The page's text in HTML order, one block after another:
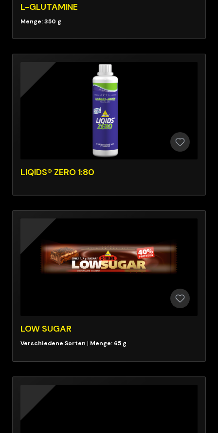
L-GLUTAMINE
Menge: 350 g
LIQIDS® ZERO 1:80
LOW SUGAR
| Menge: 65 g